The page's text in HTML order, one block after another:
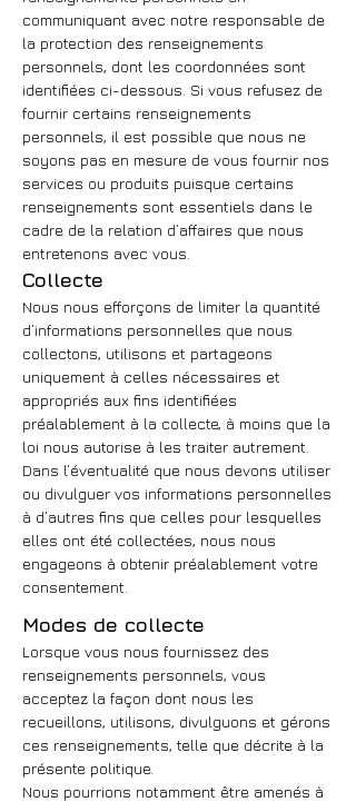
communiquant avec notre responsable de
la protection des renseignements
personnels, dont les coordonnées sont
identifiées ci-dessous. Si vous refusez de
fournir certains renseignements
personnels, il est possible que nous ne
soyons pas en mesure de vous fournir nos
services ou produits puisque certains
renseignements sont essentiels dans le
cadre de la relation d’affaires que nous
entretenons avec vous.
Collecte
Nous nous efforçons de limiter la quantité
d’informations personnelles que nous
collectons, utilisons et partageons
uniquement à celles nécessaires et
appropriés aux fins identifiées
préalablement à la collecte, à moins que la
loi nous autorise à les traiter autrement.
Dans l’éventualité que nous devons utiliser
ou divulguer vos informations personnelles
à d’autres fins que celles pour lesquelles
elles ont été collectées, nous nous
engageons à obtenir préalablement votre
consentement.
Modes de collecte
Lorsque vous nous fournissez des
renseignements personnels, vous
acceptez la façon dont nous les
recueillons, utilisons, divulguons et gérons
ces renseignements, telle que décrite à la
présente politique.
Nous pourrions notamment être amenés à